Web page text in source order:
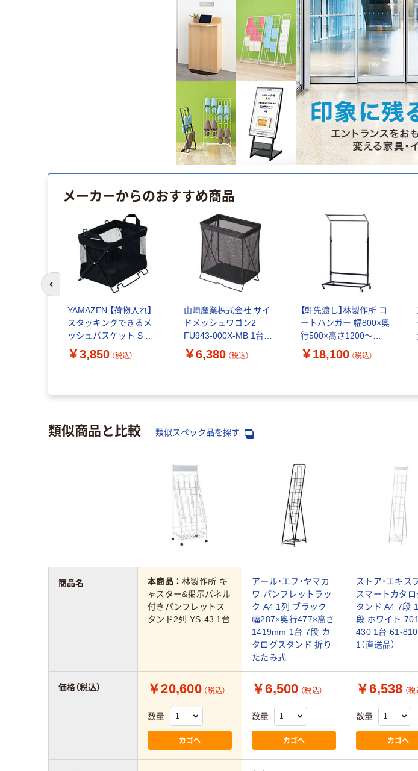
メーカーからのおすすめ商品
YAMAZEN 【荷物入れ】
スタッキングできるメ
ッシュバスケット S 折
りたたみ ブラック HTB-
2S(BK) 1個
￥3,850 （税込）
山崎産業株式会社 サイ
ドメッシュワゴン2
FU943-000X-MB 1台
（直送品）
￥6,380 （税込）
【軒先渡し】林製作所 コ
ートハンガー 幅800×奥
行500×高さ1200～
1600mm ブラック×シル
バー 1台（直送品）
￥18,100 （税込）
類似商品と比較 類似スペック品を探す
本商品：林製作所 キ
ャスター&掲示パネル
付きパンフレットス
タンド2列 YS-43 1台
アール・エフ・ヤマカ
ワ パンフレットラッ
ク A4 1列 ブラック
幅287×奥行477×高さ
1419mm 1台 7段 カ
タログスタンド 折り
たたみ式
ストア・エキス
スマートカタロ
タンド A4 7段
段 ホワイト
430 1台 61-
1（直送品）
￥20,600 （税込）
数量
カゴへ
￥6,500 （税込）
数量
カゴへ
￥6,538 （税
数量
カゴへ
商品名
価格（税込）